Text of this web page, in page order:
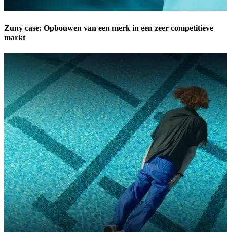
Zuny case: Opbouwen van een merk in een zeer competitieve
markt